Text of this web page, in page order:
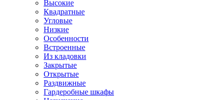
Высокие
Квадратные
Угловые
Низкие
Особенности
Встроенные
Из кладовки
Закрытые
Открытые
Раздвижные
Гардеробные шкафы